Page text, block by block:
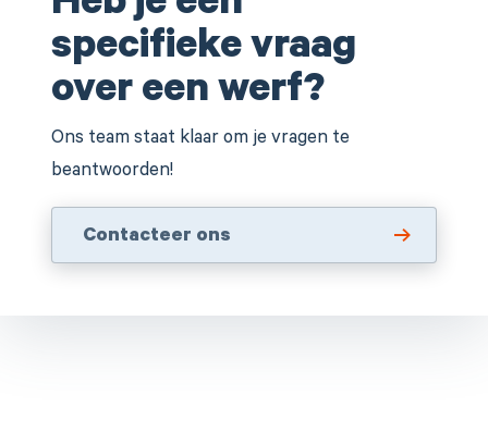
specifieke vraag
over een werf?
Ons team staat klaar om je vragen te
beantwoorden!
Contacteer ons